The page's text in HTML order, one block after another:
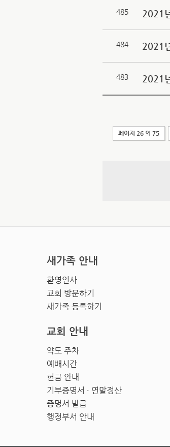
485 2021
484 2021
483 2021
페이지 26 의 75
새가족 안내
환영인사
교회 방문하기
새가족 등록하기
교회 안내
약도 주차
예배시간
헌금 안내
기부증명서 · 연말정산
증명서 발급
행정부서 안내